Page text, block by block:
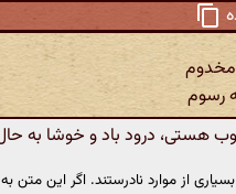
مخدوم
رسوم
هستی، درود باد و خوشا به
از موارد نادرستند. اگر این متن به